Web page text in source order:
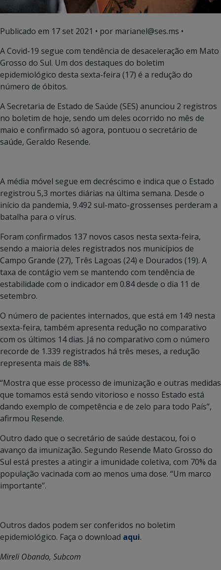
Publicado em 17 set 2021 • por marianel@ses.ms •
A Covid-19 segue com tendência de desaceleração em Mato
Grosso do Sul. Um dos destaques do boletim
epidemiológico desta sexta-feira (17) é a redução do
número de óbitos.
A Secretaria de Estado de Saúde (SES) anunciou 2 registros
no boletim de hoje, sendo um deles ocorrido no mês de
maio e confirmado só agora, pontuou o secretário de
saúde, Geraldo Resende.
A média móvel segue em decréscimo e indica que o Estado
registrou 5,3 mortes diárias na última semana. Desde o
início da pandemia, 9.492 sul-mato-grossenses perderam a
batalha para o vírus.
Foram confirmados 137 novos casos nesta sexta-feira,
sendo a maioria deles registrados nos municípios de
Campo Grande (27), Três Lagoas (24) e Dourados (19). A
taxa de contágio vem se mantendo com tendência de
estabilidade com o indicador em 0.84 desde o dia 11 de
setembro.
O número de pacientes internados, que está em 149 nesta
sexta-feira, também apresenta redução no comparativo
com os últimos 14 dias. Já no comparativo com o número
recorde de 1.339 registrados há três meses, a redução
representa mais de 88%.
“Mostra que esse processo de imunização e outras medidas
que tomamos está sendo vitorioso e nosso Estado está
dando exemplo de competência e de zelo para todo País”,
afirmou Resende.
Outro dado que o secretário de saúde destacou, foi o
avanço da imunização. Segundo Resende Mato Grosso do
Sul está prestes a atingir a imunidade coletiva, com 70% da
população vacinada com ao menos uma dose. “Um marco
importante”.
Outros dados podem ser conferidos no boletim
epidemiológico. Faça o download aqui.
Mireli Obando, Subcom